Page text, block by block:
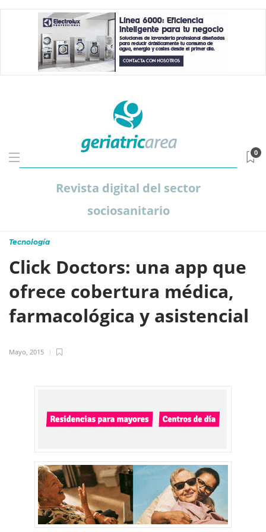
Revista digital del sector
sociosanitario
0
Tecnología
Click Doctors: una app que
ofrece cobertura médica,
farmacológica y asistencial
Mayo, 2015